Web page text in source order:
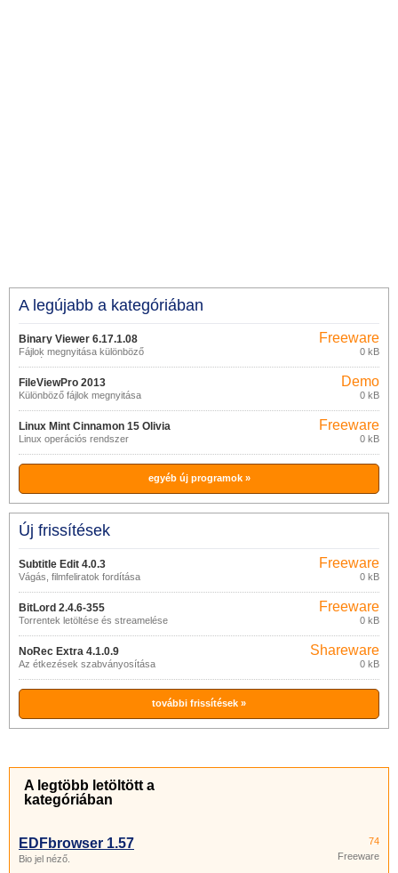
A legújabb a kategóriában
Binary Viewer 6.17.1.08
Fájlok megnyitása különböző
formátumokban
Freeware
0 kB
FileViewPro 2013
Különböző fájlok megnyitása
Demo
0 kB
Linux Mint Cinnamon 15 Olivia
Linux operációs rendszer
Freeware
0 kB
egyéb új programok »
Új frissítések
Subtitle Edit 4.0.3
Vágás, filmfeliratok fordítása
Freeware
0 kB
BitLord 2.4.6-355
Torrentek letöltése és streamelése
Freeware
0 kB
NoRec Extra 4.1.0.9
Az étkezések szabványosítása
Shareware
0 kB
további frissítések »
A legtöbb letöltött a
kategóriában
EDFbrowser 1.57
Bio jel néző.
74
Freeware